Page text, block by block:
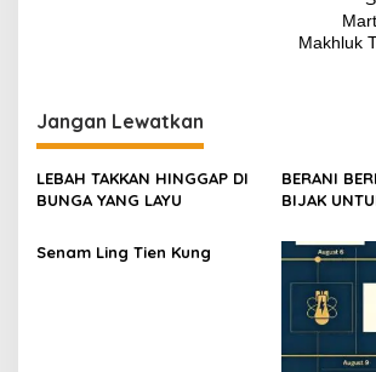
Makhluk
Jangan Lewatkan
LEBAH TAKKAN HINGGAP DI
BUNGA YANG LAYU
BERANI
BIJAK
Senam Ling Tien Kung